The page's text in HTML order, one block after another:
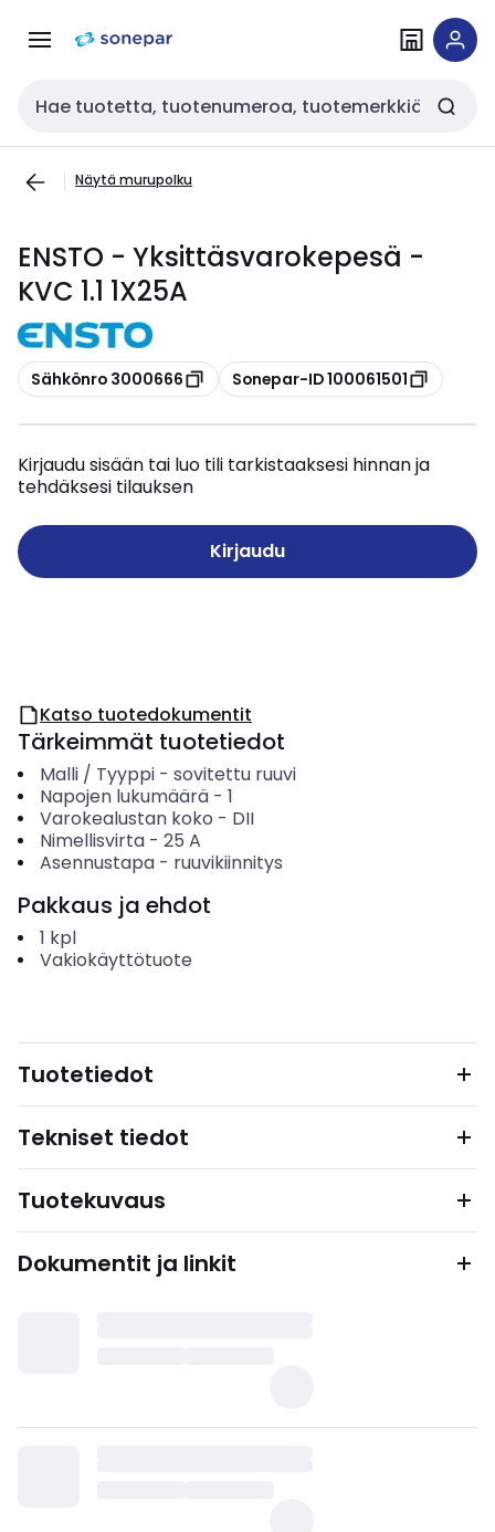
navigointiinsisältöön
Haku
Näytä murupolku
ENSTO - Yksittäsvarokepesä -
KVC 1.1 1X25A
Kopioi
Sähkönro 3000666 Kopioi
Sonepar-ID 100061501
Kirjaudu sisään tai luo tili tarkistaaksesi hinnan ja
tehdäksesi tilauksen
Kirjaudu
Katso tuotedokumentit
Tärkeimmät tuotetiedot
Malli / Tyyppi- sovitettu ruuvi
Napojen lukumäärä- 1
Varokealustan koko - DII
Nimellisvirta- 25 A
Asennustapa- ruuvikiinnitys
Pakkaus ja ehdot
1 kpl
Vakiokäyttötuote
Tuotetiedot
Tekniset tiedot
Tuotekuvaus
Dokumentit ja linkit